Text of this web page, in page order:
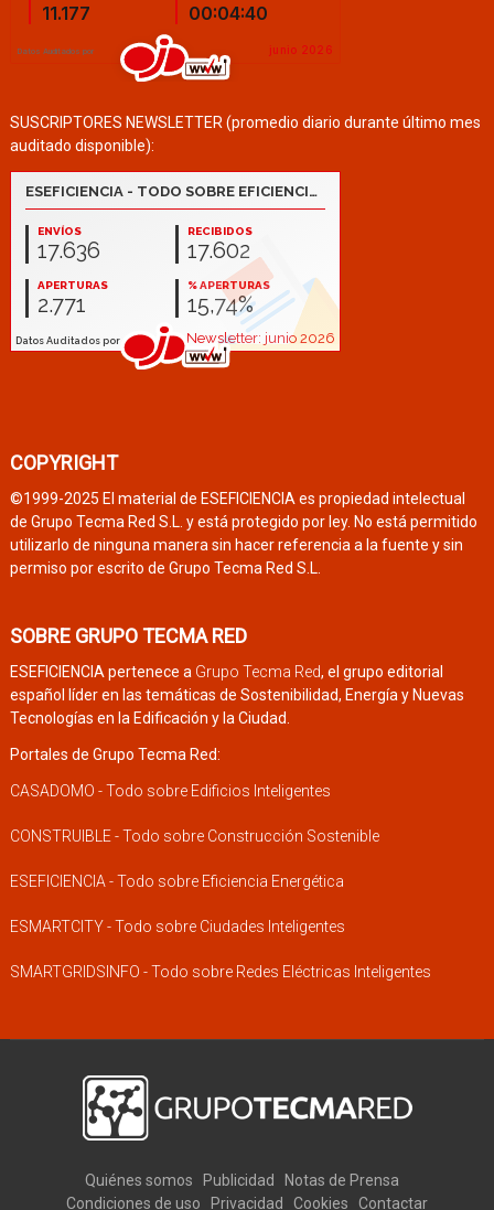
SUSCRIPTORES NEWSLETTER (promedio diario durante último mes
auditado disponible):
COPYRIGHT
©1999-2025 El material de ESEFICIENCIA es propiedad intelectual
de Grupo Tecma Red S.L. y está protegido por ley. No está permitido
utilizarlo de ninguna manera sin hacer referencia a la fuente y sin
permiso por escrito de Grupo Tecma Red S.L.
SOBRE GRUPO TECMA RED
ESEFICIENCIA pertenece a Grupo Tecma Red, el grupo editorial
español líder en las temáticas de Sostenibilidad, Energía y Nuevas
Tecnologías en la Edificación y la Ciudad.
Portales de Grupo Tecma Red:
CASADOMO - Todo sobre Edificios Inteligentes
CONSTRUIBLE - Todo sobre Construcción Sostenible
ESEFICIENCIA - Todo sobre Eficiencia Energética
ESMARTCITY - Todo sobre Ciudades Inteligentes
SMARTGRIDSINFO - Todo sobre Redes Eléctricas Inteligentes
Quiénes somos Publicidad
Notas de Prensa
Condiciones de uso
Privacidad Cookies Contactar